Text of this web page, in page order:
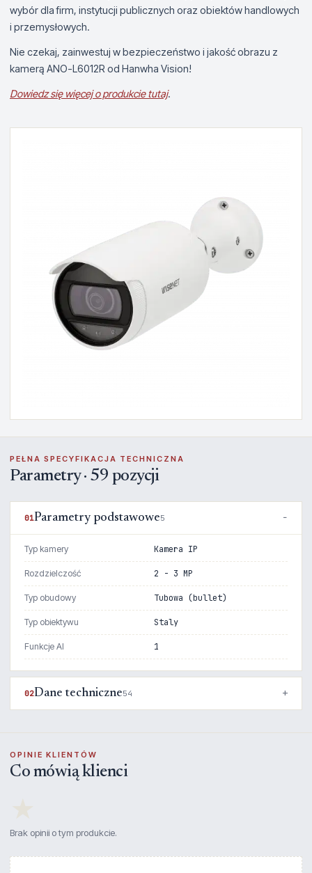
wybór dla firm, instytucji publicznych oraz obiektów handlowych
i przemysłowych.
Nie czekaj, zainwestuj w bezpieczeństwo i jakość obrazu z
kamerą ANO-L6012R od Hanwha Vision!
Dowiedz się więcej o produkcie tutaj.
PEŁNA SPECYFIKACJA TECHNICZNA
Parametry · 59 pozycji
01Parametry podstawowe5
Typ kamery Kamera IP
Rozdzielczość 2 - 3 MP
Typ obudowy Tubowa (bullet)
Typ obiektywu Staly
Funkcje AI 1
02Dane techniczne54
OPINIE KLIENTÓW
Co mówią klienci
Brak opinii o tym produkcie.